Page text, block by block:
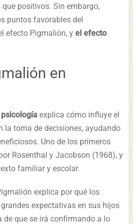
positivos. Sin embargo,
puntos favorables del
efecto Pigmalión, y el efecto
en
explica cómo influye el
la toma de decisiones, ayudando
Uno de los primeros
Rosenthal y Jacobson (1968), y
familiar y escolar.
explica por qué los
expectativas en sus hijos
de que se irá confirmando a lo